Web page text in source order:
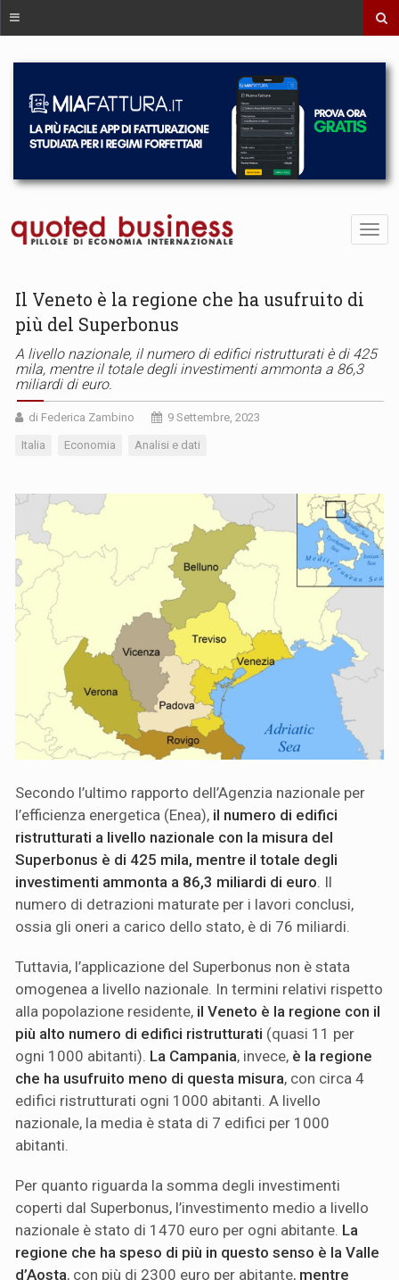
Il Veneto è la regione che ha usufruito di
più del Superbonus
A livello nazionale, il numero di edifici ristrutturati è di 425
mila, mentre il totale degli investimenti ammonta a 86,3
miliardi di euro.
di Federica Zambino 9 Settembre, 2023
Italia Economia Analisi e dati
Secondo l’ultimo rapporto dell’Agenzia nazionale per
l’efficienza energetica (Enea), il numero di edifici
ristrutturati a livello nazionale con la misura del
Superbonus è di 425 mila, mentre il totale degli
investimenti ammonta a 86,3 miliardi di euro . Il
numero di detrazioni maturate per i lavori conclusi,
ossia gli oneri a carico dello stato, è di 76 miliardi.
Tuttavia, l’applicazione del Superbonus non è stata
omogenea a livello nazionale. In termini relativi rispetto
alla popolazione residente, il Veneto è la regione con il
più alto numero di edifici ristrutturati (quasi 11 per
ogni 1000 abitanti). La Campania, invece, è la regione
che ha usufruito meno di questa misura, con circa 4
edifici ristrutturati ogni 1000 abitanti. A livello
nazionale, la media è stata di 7 edifici per 1000
abitanti.
Per quanto riguarda la somma degli investimenti
coperti dal Superbonus, l’investimento medio a livello
nazionale è stato di 1470 euro per ogni abitante. La
regione che ha speso di più in questo senso è la Valle
d’Aosta, con più di 2300 euro per abitante, mentre